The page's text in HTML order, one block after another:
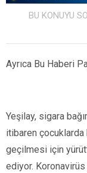
BU KONUYU
Ayrıca Bu Haberi
Yeşilay, sigara
itibaren çocuklarda
geçilmesi için
ediyor. Koronavirüs